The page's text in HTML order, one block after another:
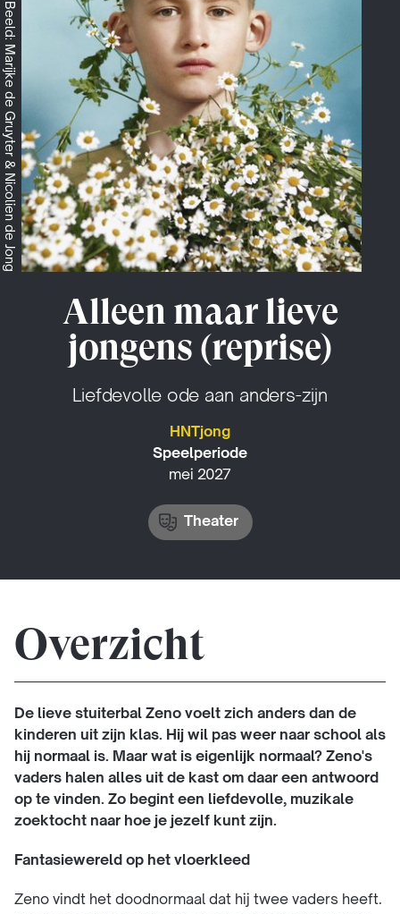
Beeld: Marijke de Gruyter & Nicolien de Jong
Alleen maar lieve
jongens (reprise)
Liefdevolle ode aan anders-zijn
HNTjong
Speelperiode
mei 2027
Theater
Overzicht
De lieve stuiterbal Zeno voelt zich anders dan de
kinderen uit zijn klas. Hij wil pas weer naar school als
hij normaal is. Maar wat is eigenlijk normaal? Zeno's
vaders halen alles uit de kast om daar een antwoord
op te vinden. Zo begint een liefdevolle, muzikale
zoektocht naar hoe je jezelf kunt zijn.
Fantasiewereld op het vloerkleed
Zeno vindt het doodnormaal dat hij twee vaders heeft.